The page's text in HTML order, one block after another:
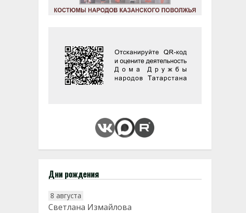
Дни рождения
8 августа
Светлана Измайлова